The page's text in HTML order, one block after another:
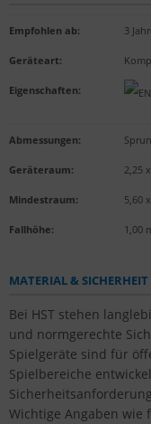
Empfohlen ab: 3
Geräteart:
Eigenschaften:
Abmessungen:
Geräteraum: 2,25
Mindestraum: 5,60
Fallhöhe: 1,00
MATERIAL & SICHERHEIT
Bei HST stehen
und normgerechte
Spielgeräte sind für
Spielbereiche
Wichtige Angaben wie